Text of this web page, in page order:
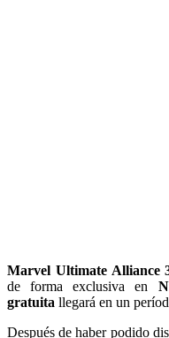
Marvel Ultimate Alliance
de forma exclusiva en
gratuita llegará en un
Después de haber podido